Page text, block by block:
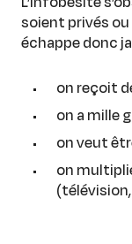
soient privés ou
échappe donc
on reçoit
on a mille
on veut
on